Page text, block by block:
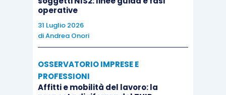
esaminate in base all’ordine cronologico
presentazione telematica; dopo la verifica della
progetto.
operative
31 Luglio 2026
diAndrea Onori
OSSERVATORIO IMPRESE E
PROFESSIONI
Affitti e mobilità del lavoro: la